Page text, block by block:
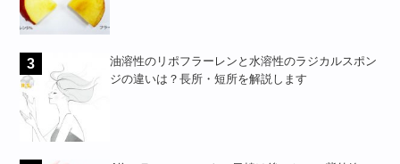
3
油溶性のリポフラーレンと水溶性のラジカルスポン
ジの違いは？長所・短所を解説します